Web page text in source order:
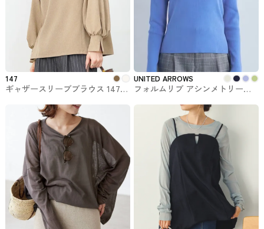
147
ギャザースリーブブラウス 147
UNITED ARROWS
フォルムリブ アシンメトリーネ
ッシャブル- UNITED ARROWS #
トップス